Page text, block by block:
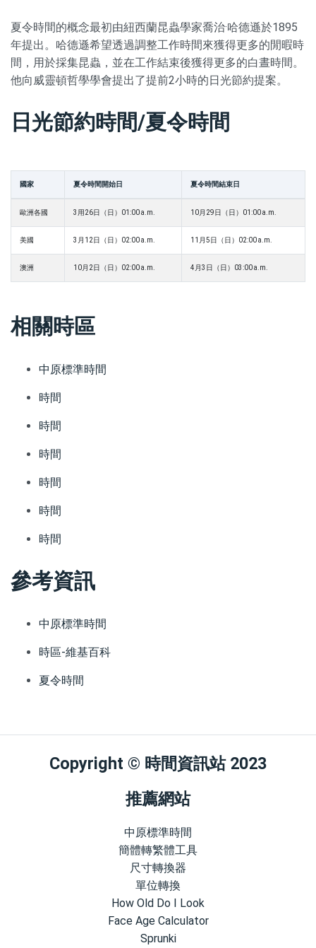
夏令時間的概念最初由紐西蘭昆蟲學家喬治·哈德遜於1895
年提出。哈德遜希望透過調整工作時間來獲得更多的閒暇時
間，用於採集昆蟲，並在工作結束後獲得更多的白晝時間。
他向威靈頓哲學學會提出了提前2小時的日光節約提案。
日光節約時間/夏令時間
國家 夏令時間開始日 夏令時間結束日
歐洲各國 3用26日（日）01:00 a.m. 10月29日（日）01:00 a.m.
美國 3月12日（日）02:00 a.m. 11月5日（日）02:00 a.m.
澳洲 10月2日（日）02:00 a.m. 4月3日（日）03:00 a.m.
相關時區
中原標準時間
時間
時間
時間
時間
時間
時間
參考資訊
中原標準時間
時區-維基百科
夏令時間
Copyright © 時間資訊站 2023
推薦網站
中原標準時間
簡體轉繁體工具
尺寸轉換器
單位轉換
How Old Do I Look
Face Age Calculator
Sprunki